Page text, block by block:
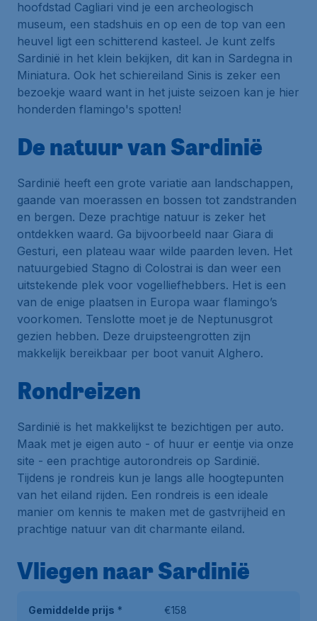
hoofdstad Cagliari vind je een archeologisch
museum, een stadshuis en op een de top van een
heuvel ligt een schitterend kasteel. Je kunt zelfs
Sardinië in het klein bekijken, dit kan in Sardegna in
Miniatura. Ook het schiereiland Sinis is zeker een
bezoekje waard want in het juiste seizoen kan je hier
honderden flamingo's spotten!
De natuur van Sardinië
Sardinië heeft een grote variatie aan landschappen,
gaande van moerassen en bossen tot zandstranden
en bergen. Deze prachtige natuur is zeker het
ontdekken waard. Ga bijvoorbeeld naar Giara di
Gesturi, een plateau waar wilde paarden leven. Het
natuurgebied Stagno di Colostrai is dan weer een
uitstekende plek voor vogelliefhebbers. Het is een
van de enige plaatsen in Europa waar flamingo’s
voorkomen. Tenslotte moet je de Neptunusgrot
gezien hebben. Deze druipsteengrotten zijn
makkelijk bereikbaar per boot vanuit Alghero.
Rondreizen
Sardinië is het makkelijkst te bezichtigen per auto.
Maak met je eigen auto - of huur er eentje via onze
site - een prachtige autorondreis op Sardinië.
Tijdens je rondreis kun je langs alle hoogtepunten
van het eiland rijden. Een rondreis is een ideale
manier om kennis te maken met de gastvrijheid en
prachtige natuur van dit charmante eiland.
Vliegen naar Sardinië
Gemiddelde prijs * €158